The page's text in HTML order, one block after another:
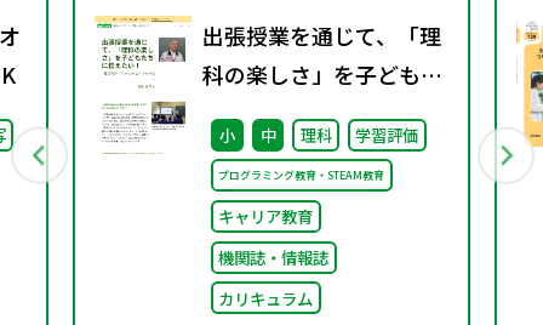
出張授業を通じて、「理
科の楽しさ」を子どもた
ちに伝えたい！ （理科の
ミカタWeb）
小 中 理科 学習評価
プログラミング教育・STEAM教育
キャリア教育
機関誌・情報誌
カリキュラム